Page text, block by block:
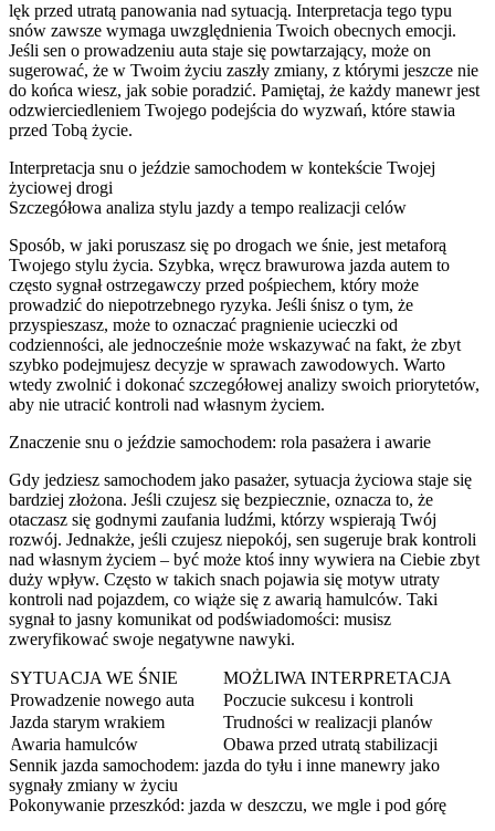
lęk przed utratą panowania nad sytuacją. Interpretacja tego typu
snów zawsze wymaga uwzględnienia Twoich obecnych emocji.
Jeśli sen o prowadzeniu auta staje się powtarzający, może on
sugerować, że w Twoim życiu zaszły zmiany, z którymi jeszcze nie
do końca wiesz, jak sobie poradzić. Pamiętaj, że każdy manewr jest
odzwierciedleniem Twojego podejścia do wyzwań, które stawia
przed Tobą życie.
Interpretacja snu o jeździe samochodem w kontekście Twojej
życiowej drogi
Szczegółowa analiza stylu jazdy a tempo realizacji celów
Sposób, w jaki poruszasz się po drogach we śnie, jest metaforą
Twojego stylu życia. Szybka, wręcz brawurowa jazda autem to
często sygnał ostrzegawczy przed pośpiechem, który może
prowadzić do niepotrzebnego ryzyka. Jeśli śnisz o tym, że
przyspieszasz, może to oznaczać pragnienie ucieczki od
codzienności, ale jednocześnie może wskazywać na fakt, że zbyt
szybko podejmujesz decyzje w sprawach zawodowych. Warto
wtedy zwolnić i dokonać szczegółowej analizy swoich priorytetów,
aby nie utracić kontroli nad własnym życiem.
Znaczenie snu o jeździe samochodem: rola pasażera i awarie
Gdy jedziesz samochodem jako pasażer, sytuacja życiowa staje się
bardziej złożona. Jeśli czujesz się bezpiecznie, oznacza to, że
otaczasz się godnymi zaufania ludźmi, którzy wspierają Twój
rozwój. Jednakże, jeśli czujesz niepokój, sen sugeruje brak kontroli
nad własnym życiem – być może ktoś inny wywiera na Ciebie zbyt
duży wpływ. Często w takich snach pojawia się motyw utraty
kontroli nad pojazdem, co wiąże się z awarią hamulców. Taki
sygnał to jasny komunikat od podświadomości: musisz
zweryfikować swoje negatywne nawyki.
SYTUACJA WE ŚNIE
MOŻLIWA INTERPRETACJA
Prowadzenie nowego auta
Poczucie sukcesu i kontroli
Jazda starym wrakiem
Trudności w realizacji planów
Awaria hamulców
Obawa przed utratą stabilizacji
Sennik jazda samochodem: jazda do tyłu i inne manewry jako
sygnały zmiany w życiu
Pokonywanie przeszkód: jazda w deszczu, we mgle i pod górę